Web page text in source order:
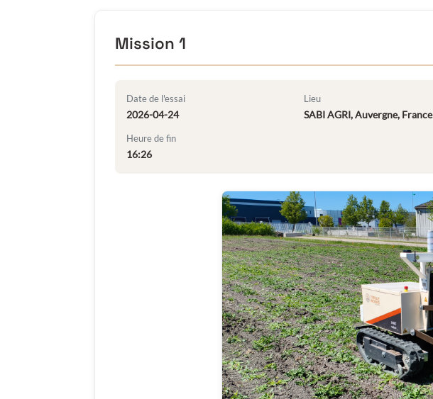
Mission 1
Date de l'essai
2026-04-24
Lieu
SABI AGRI, Auvergne, France
Heure de fin
16:26